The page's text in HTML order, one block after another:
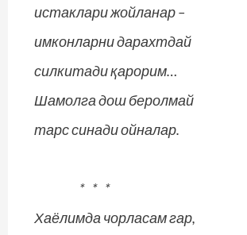
истаклари жойланар –
имконларни дарахтдай
силкитади қарорим…
Шамолга дош беролмай
тарс синади ойналар.
* * *
Хаёлимда чорласам гар,